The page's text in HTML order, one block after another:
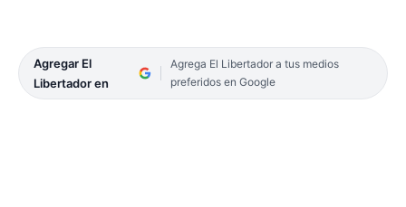
Agregar El
Libertador en
Agrega El Libertador a tus medios
preferidos en Google